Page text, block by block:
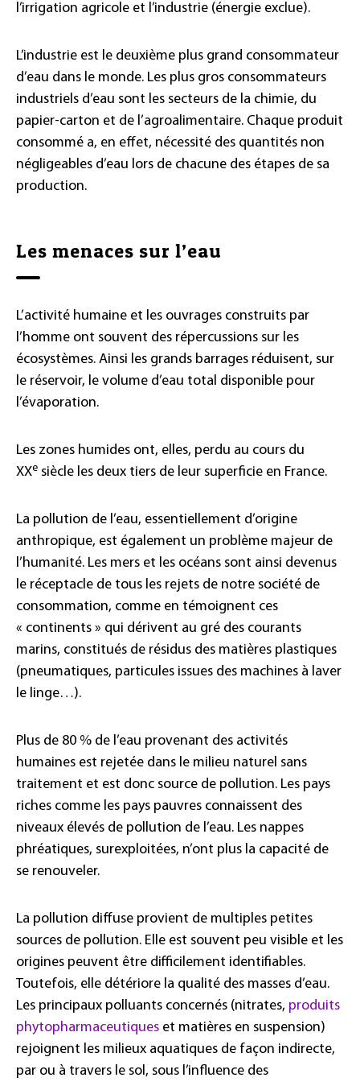
l’irrigation agricole et l’industrie (énergie exclue).
L’industrie est le deuxième plus grand consommateur
d’eau dans le monde. Les plus gros consommateurs
industriels d’eau sont les secteurs de la chimie, du
papier-carton et de l’agroalimentaire. Chaque produit
consommé a, en effet, nécessité des quantités non
négligeables d’eau lors de chacune des étapes de sa
production.
Les menaces sur l’eau
L’activité humaine et les ouvrages construits par
l’homme ont souvent des répercussions sur les
écosystèmes. Ainsi les grands barrages réduisent, sur
le réservoir, le volume d’eau total disponible pour
l’évaporation.
Les zones humides ont, elles, perdu au cours du
XXe siècle les deux tiers de leur superficie en France.
La pollution de l’eau, essentiellement d’origine
anthropique, est également un problème majeur de
l’humanité. Les mers et les océans sont ainsi devenus
le réceptacle de tous les rejets de notre société de
consommation, comme en témoignent ces
« continents » qui dérivent au gré des courants
marins, constitués de résidus des matières plastiques
(pneumatiques, particules issues des machines à laver
le linge…).
Plus de 80 % de l’eau provenant des activités
humaines est rejetée dans le milieu naturel sans
traitement et est donc source de pollution. Les pays
riches comme les pays pauvres connaissent des
niveaux élevés de pollution de l’eau. Les nappes
phréatiques, surexploitées, n’ont plus la capacité de
se renouveler.
La pollution diffuse provient de multiples petites
sources de pollution. Elle est souvent peu visible et les
origines peuvent être difficilement identifiables.
Toutefois, elle détériore la qualité des masses d’eau.
Les principaux polluants concernés (nitrates, produits
phytopharmaceutiques et matières en suspension)
rejoignent les milieux aquatiques de façon indirecte,
par ou à travers le sol, sous l’influence des